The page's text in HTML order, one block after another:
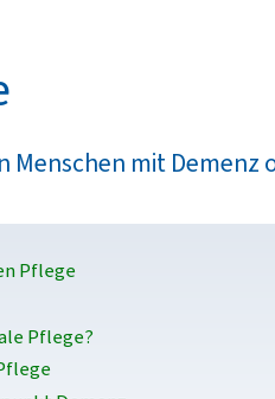
mit Demenz
Pflege
Pflege?